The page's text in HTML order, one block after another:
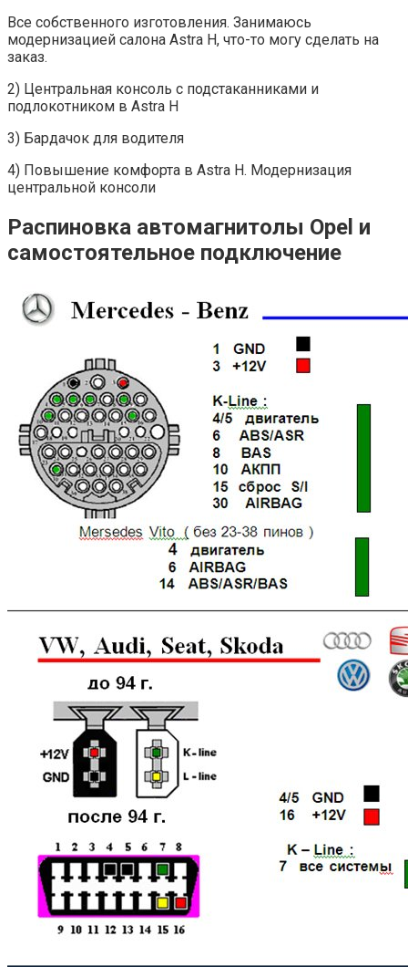
Все собственного изготовления. Занимаюсь
модернизацией салона Astra H, что-то могу сделать на
заказ.
2) Центральная консоль с подстаканниками и
подлокотником в Astra H
3) Бардачок для водителя
4) Повышение комфорта в Astra H. Модернизация
центральной консоли
Распиновка автомагнитолы Opel и
самостоятельное подключение